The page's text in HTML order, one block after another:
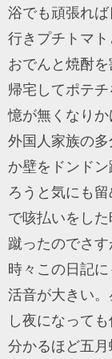
浴でも頑張れ
行きプチトマ
おでんと焼酎
帰宅してポテ
憶が無くなり
外国人家族の
か壁をドンド
ろうと気にも
で咳払いをし
蹴ったのでさ
時々この日記
活音が大きい
し夜になって
分かるほど五